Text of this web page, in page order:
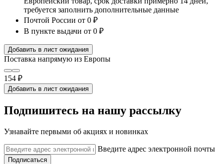
требуется заполнить дополнительные данные
Почтой России от 0 ₽
В пункте выдачи от 0 ₽
Добавить в лист ожидания
Поставка напрямую из Европы
154 ₽
Добавить в лист ожидания
Подпишитесь на нашу рассылку
Узнавайте первыми об акциях и новинках
Введите адрес электронной почты
Подписаться